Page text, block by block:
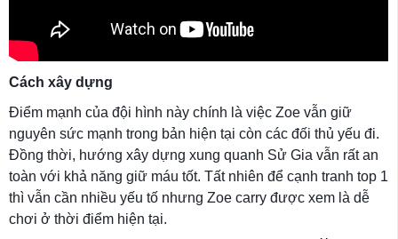
Cách xây dựng
Điểm mạnh của đội hình này chính là việc Zoe vẫn giữ
nguyên sức mạnh trong bản hiện tại còn các đối thủ yếu đi.
Đồng thời, hướng xây dựng xung quanh Sử Gia vẫn rất an
toàn với khả năng giữ máu tốt. Tất nhiên để cạnh tranh top 1
thì vẫn cần nhiều yếu tố nhưng Zoe carry được xem là dễ
chơi ở thời điểm hiện tại.